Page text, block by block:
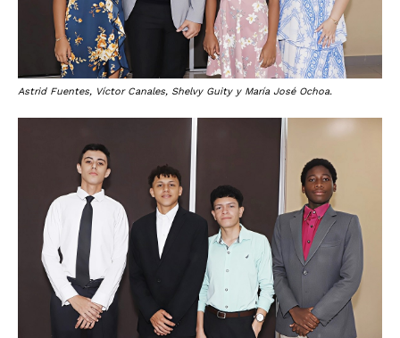
Astrid Fuentes, Víctor Canales, Shelvy Guity y María José Ochoa.